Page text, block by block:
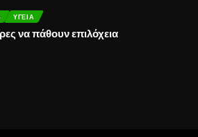
ΥΓΕΊΑ
να πάθουν επιλόχεια